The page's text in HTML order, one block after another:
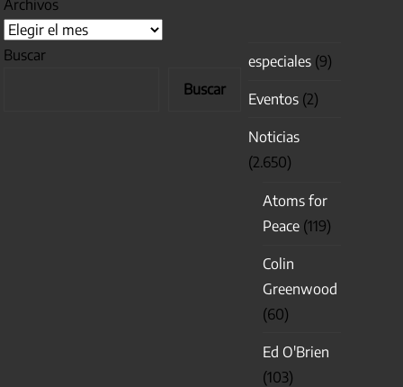
Archivos
Buscar
Buscar
especiales (9)
Eventos (2)
Noticias
(2.650)
Atoms for
Peace (119)
Colin
Greenwood
(60)
Ed O'Brien
(103)